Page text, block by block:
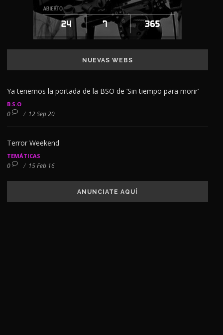
NUEVAS WEBS
Ya tenemos la portada de la BSO de ‘Sin tiempo para morir’
B.S.O
0 / 12 Sep 20
Terror Weekend
TEMÁTICAS
0 / 15 Feb 16
ANUNCIATE AQUÍ